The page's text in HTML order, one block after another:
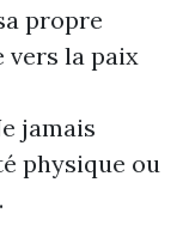
propre
vers la paix
jamais
physique ou